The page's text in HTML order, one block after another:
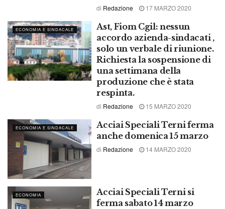
di Redazione 17 MARZO 2020
ECONOMIA E SINDACALE
Ast, Fiom Cgil: nessun
accordo azienda-sindacati ,
solo un verbale di riunione.
Richiesta la sospensione di
una settimana della
produzione che è stata
respinta.
di Redazione 15 MARZO 2020
ECONOMIA E SINDACALE
Acciai Speciali Terni ferma
anche domenica 15 marzo
di Redazione 14 MARZO 2020
ECONOMIA
Acciai Speciali Terni si
ferma sabato 14 marzo